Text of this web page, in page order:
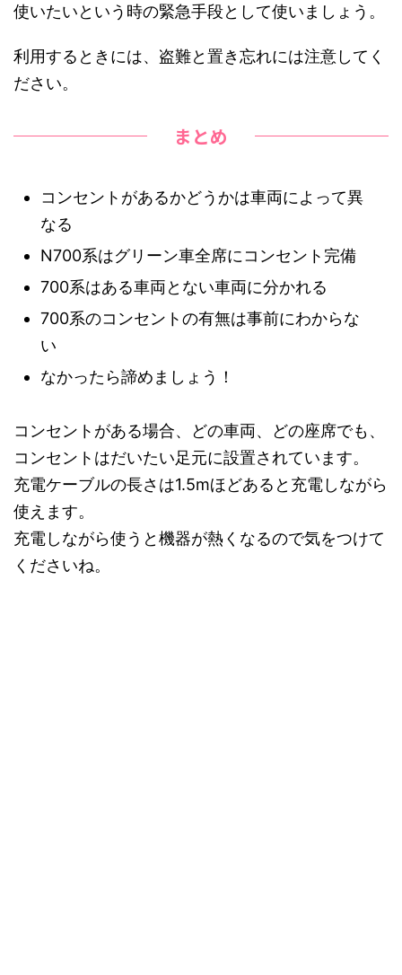
使いたいという時の緊急手段として使いましょう。
利用するときには、盗難と置き忘れには注意してく
ださい。
まとめ
コンセントがあるかどうかは車両によって異
なる
N700系はグリーン車全席にコンセント完備
700系はある車両とない車両に分かれる
700系のコンセントの有無は事前にわからな
い
なかったら諦めましょう！
コンセントがある場合、どの車両、どの座席でも、
コンセントはだいたい足元に設置されています。
充電ケーブルの長さは1.5mほどあると充電しながら
使えます。
充電しながら使うと機器が熱くなるので気をつけて
くださいね。